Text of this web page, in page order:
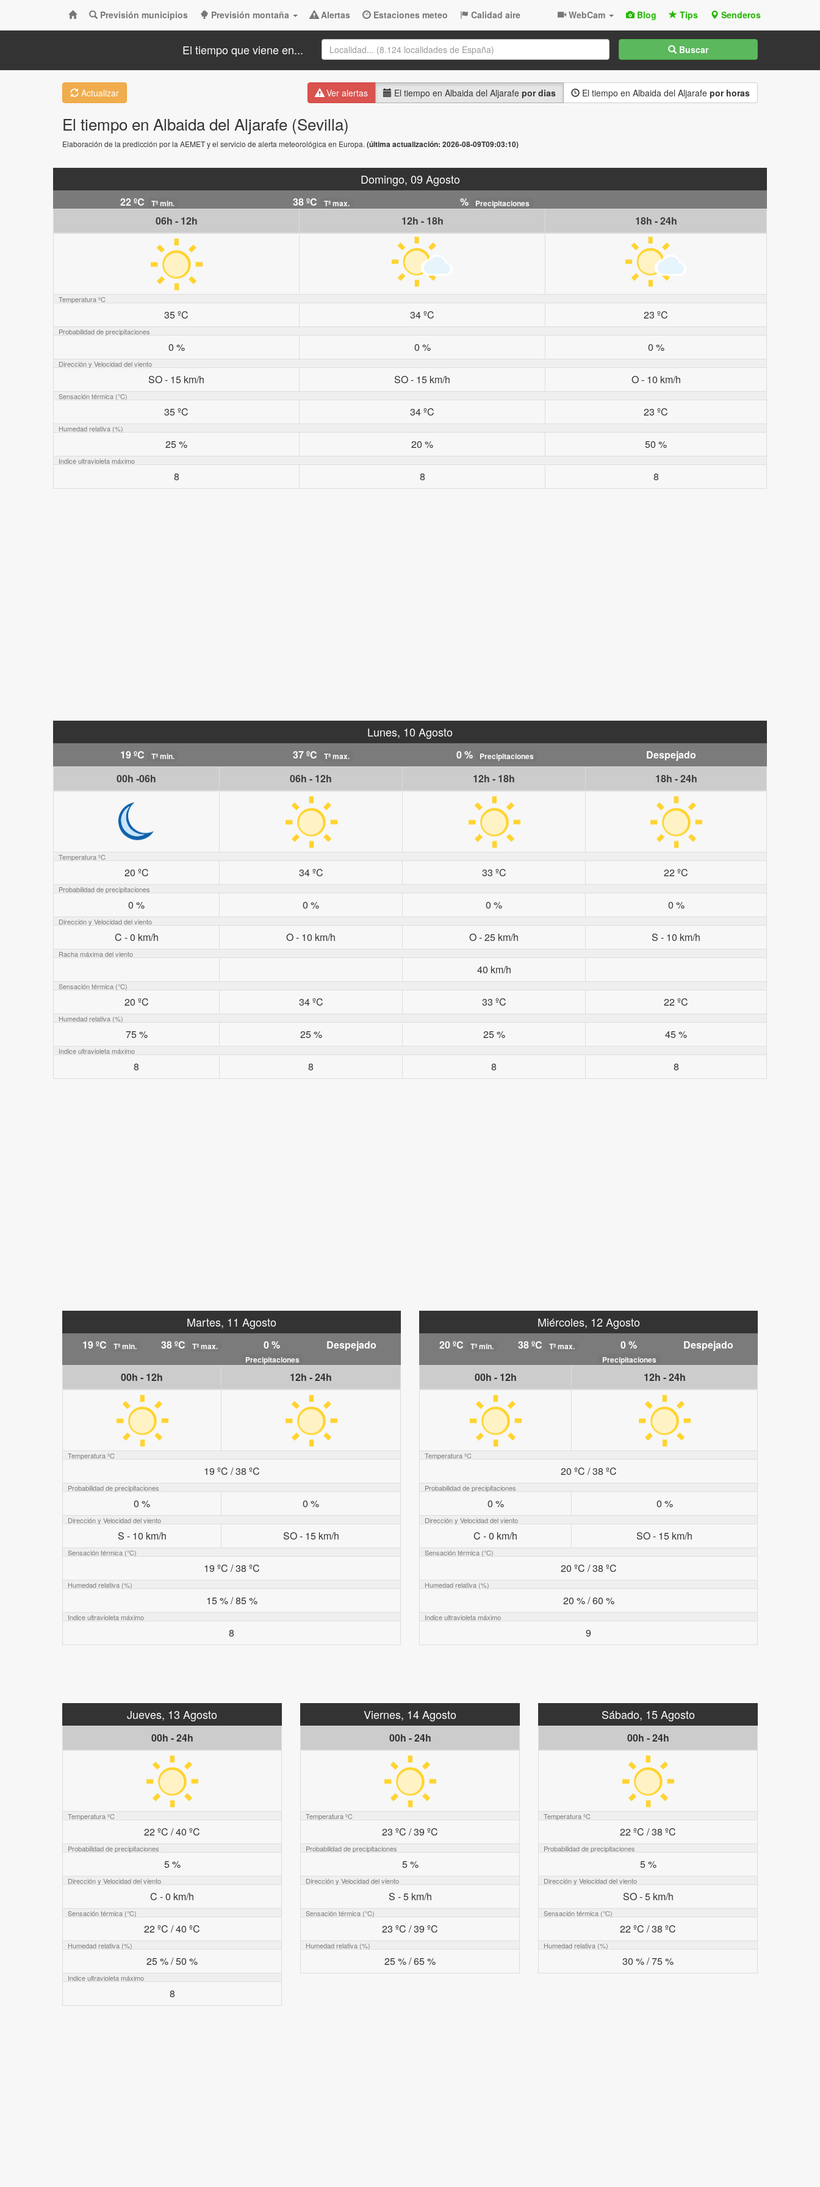
Previsión municipios Previsión montaña Alertas Estaciones meteo Calidad aire WebCam Blog Tips Senderos
El tiempo que viene en... Buscar
Actualizar Ver alertas El tiempo en Albaida del Aljarafe por dias El tiempo en Albaida del Aljarafe por horas
El tiempo en Albaida del Aljarafe (Sevilla)
Elaboración de la predicción por la AEMET y el servicio de alerta meteorológica en Europa. (última actualización: 2026-08-09T09:03:10)
Domingo, 09 Agosto
22 ºC Tª min. 38 ºC Tª max. % Precipitaciones
06h - 12h 12h - 18h 18h - 24h
Temperatura ºC
35 ºC 34 ºC 23 ºC
Probabilidad de precipitaciones
0 % 0 % 0 %
Dirección y Velocidad del viento
SO - 15 km/h SO - 15 km/h O - 10 km/h
Sensación térmica (°C)
35 ºC 34 ºC 23 ºC
Humedad relativa (%)
25 % 20 % 50 %
Indice ultravioleta máximo
8 8 8
Lunes, 10 Agosto
19 ºC Tª min. 37 ºC Tª max. 0 % Precipitaciones
Despejado
00h -06h
06h - 12h 12h - 18h 18h - 24h
Temperatura ºC
20 ºC 34 ºC 33 ºC 22 ºC
Probabilidad de precipitaciones
0 % 0 % 0 % 0 %
Dirección y Velocidad del viento
C - 0 km/h O - 10 km/h O - 25 km/h S - 10 km/h
Racha máxima del viento
40 km/h
Sensación térmica (°C)
20 ºC 34 ºC 33 ºC 22 ºC
Humedad relativa (%)
75 % 25 % 25 % 45 %
Indice ultravioleta máximo
8 8 8 8
Martes, 11 Agosto
19 ºC Tª min. 38 ºC Tª max. 0 %
Precipitaciones
Despejado
00h - 12h 12h - 24h
Temperatura ºC
19 ºC / 38 ºC
Probabilidad de precipitaciones
0 % 0 %
Dirección y Velocidad del viento
S - 10 km/h SO - 15 km/h
Sensación térmica (°C)
19 ºC / 38 ºC
Humedad relativa (%)
15 % / 85 %
Indice ultravioleta máximo
8
Miércoles, 12 Agosto
20 ºC Tª min. 38 ºC Tª max. 0 %
Precipitaciones
Despejado
00h - 12h 12h - 24h
Temperatura ºC
20 ºC / 38 ºC
Probabilidad de precipitaciones
0 % 0 %
Dirección y Velocidad del viento
C - 0 km/h SO - 15 km/h
Sensación térmica (°C)
20 ºC / 38 ºC
Humedad relativa (%)
20 % / 60 %
Indice ultravioleta máximo
9
Jueves, 13 Agosto
00h - 24h
Temperatura ºC
22 ºC / 40 ºC
Probabilidad de precipitaciones
5 %
Dirección y Velocidad del viento
C - 0 km/h
Sensación térmica (°C)
22 ºC / 40 ºC
Humedad relativa (%)
25 % / 50 %
Indice ultravioleta máximo
8
Viernes, 14 Agosto
00h - 24h
Temperatura ºC
23 ºC / 39 ºC
Probabilidad de precipitaciones
5 %
Dirección y Velocidad del viento
S - 5 km/h
Sensación térmica (°C)
23 ºC / 39 ºC
Humedad relativa (%)
25 % / 65 %
Sábado, 15 Agosto
00h - 24h
Temperatura ºC
22 ºC / 38 ºC
Probabilidad de precipitaciones
5 %
Dirección y Velocidad del viento
SO - 5 km/h
Sensación térmica (°C)
22 ºC / 38 ºC
Humedad relativa (%)
30 % / 75 %